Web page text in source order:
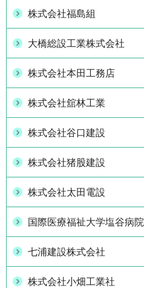
株式会社福島組
大橋総設工業株式会社
株式会社本田工務店
株式会社舘林工業
株式会社谷口建設
株式会社猪股建設
株式会社太田電設
国際医療福祉大学塩谷病院
七浦建設株式会社
株式会社小畑工業社